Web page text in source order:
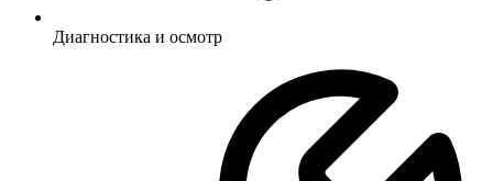
Диагностика и осмотр